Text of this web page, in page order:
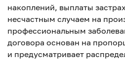
накоплений, выплаты
несчастным случаем на
профессиональным
договора основан на
и предусматривает